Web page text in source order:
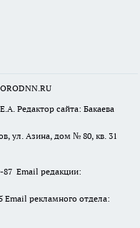
Редактор сайта: Бакаева
ул. Азина, дом № 80, кв. 31
87 Email редакции:
Email рекламного отдела: